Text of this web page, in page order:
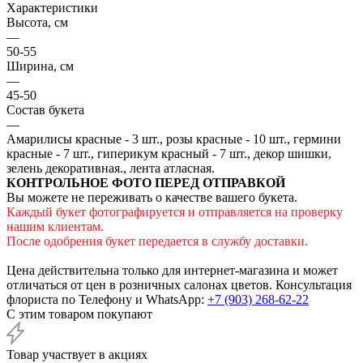
Характеристики
Высота, см
—
50-55
Ширина, см
—
45-50
Состав букета
—
Амарилисы красные - 3 шт., розы красные - 10 шт., гермини
красные - 7 шт., гиперикум красный - 7 шт., декор шишки,
зелень декоративная., лента атласная.
КОНТРОЛЬНОЕ ФОТО ПЕРЕД ОТПРАВКОЙ
Вы можете не переживать о качестве вашего букета.
Каждый букет фотографируется и отправляется на проверку
нашим клиентам.
После одобрения букет передается в службу доставки.
Цена действительна только для интернет-магазина и может
отличаться от цен в розничных салонах цветов. Консультация
флориста по Телефону и WhatsApp: +7 (903) 268-62-22
С этим товаром покупают
Товар участвует в акциях